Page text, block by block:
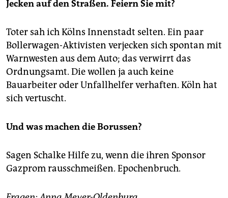
Jecken auf den Straßen. Feiern Sie mit?
Toter sah ich Kölns Innenstadt selten. Ein paar
Bollerwagen-Aktivisten verjecken sich spontan mit
Warnwesten aus dem Auto; das verwirrt das
Ordnungsamt. Die wollen ja auch keine
Bauarbeiter oder Unfallhelfer verhaften. Köln hat
sich vertuscht.
Und was machen die Borussen?
Sagen Schalke Hilfe zu, wenn die ihren Sponsor
Gazprom rausschmeißen. Epochenbruch.